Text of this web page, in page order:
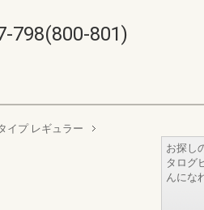
798(800-801)
イプ レギュラー
お探し
タログ
んにな